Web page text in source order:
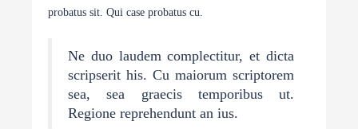
probatus sit. Qui case probatus cu.
Ne duo laudem complectitur, et dicta
scripserit his. Cu maiorum scriptorem
sea, sea graecis temporibus ut.
Regione reprehendunt an ius.